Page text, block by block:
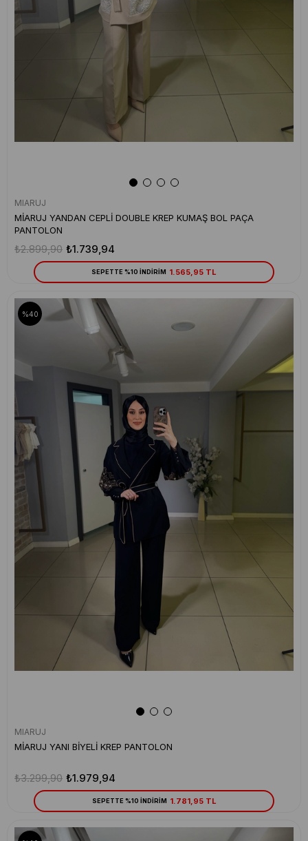
MIARUJ
MİARUJ YANDAN CEPLİ DOUBLE KREP KUMAŞ BOL PAÇA
PANTOLON
₺1.739,94
₺2.899,90
SEPETTE %10 İNDİRİM 1.565,95 TL
MIARUJ
MİARUJ YANI BİYELİ KREP PANTOLON
₺1.979,94
₺3.299,90
%40
SEPETTE %10 İNDİRİM 1.781,95 TL